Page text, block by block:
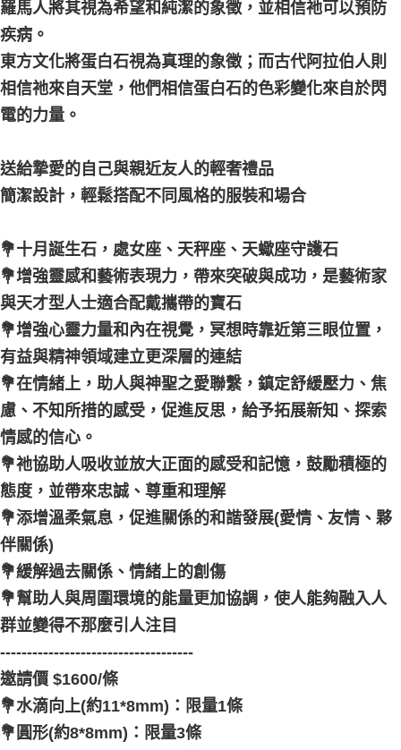
羅馬人將其視為希望和純潔的象徵，並相信祂可以預防
疾病。
東方文化將蛋白石視為真理的象徵；而古代阿拉伯人則
相信祂來自天堂，他們相信蛋白石的色彩變化來自於閃
電的力量。
送給摯愛的自己與親近友人的輕奢禮品
簡潔設計，輕鬆搭配不同風格的服裝和場合
💐十月誕生石，處女座、天秤座、天蠍座守護石
💐增強靈感和藝術表現力，帶來突破與成功，是藝術家
與天才型人士適合配戴攜帶的寶石
💐增強心靈力量和內在視覺，冥想時靠近第三眼位置，
有益與精神領域建立更深層的連結
💐在情緒上，助人與神聖之愛聯繫，鎮定舒緩壓力、焦
慮、不知所措的感受，促進反思，給予拓展新知、探索
情感的信心。
💐祂協助人吸收並放大正面的感受和記憶，鼓勵積極的
態度，並帶來忠誠、尊重和理解
💐添增溫柔氣息，促進關係的和諧發展(愛情、友情、夥
伴關係)
💐緩解過去關係、情緒上的創傷
💐幫助人與周圍環境的能量更加協調，使人能夠融入人
群並變得不那麼引人注目
------------------------------------
邀請價 $1600/條
💐水滴向上(約11*8mm)：限量1條
💐圓形(約8*8mm)：限量3條